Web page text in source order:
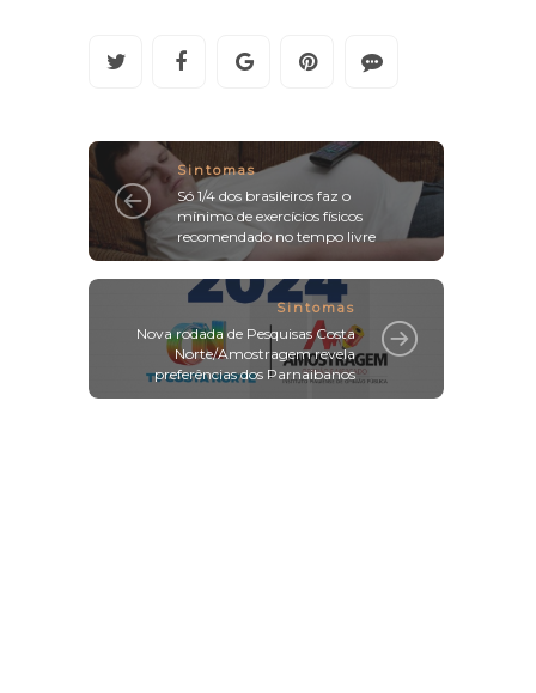
Sintomas
Só 1/4 dos brasileiros faz o
mínimo de exercícios físicos
recomendado no tempo livre
Sintomas
Nova rodada de Pesquisas Costa
Norte/Amostragem revela
preferências dos Parnaibanos